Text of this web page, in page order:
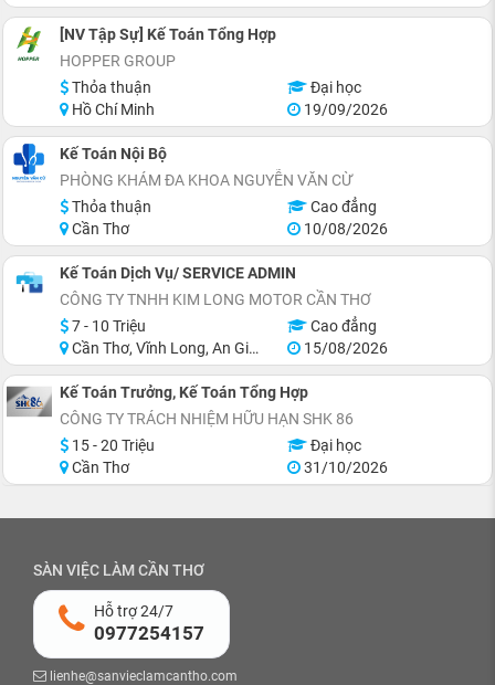
[NV Tập Sự] Kế Toán Tổng Hợp
HOPPER GROUP
Thỏa thuận
Đại học
Hồ Chí Minh
19/09/2026
Kế Toán Nội Bộ
PHÒNG KHÁM ĐA KHOA NGUYỄN VĂN CỪ
Thỏa thuận
Cao đẳng
Cần Thơ
10/08/2026
Kế Toán Dịch Vụ/ SERVICE ADMIN
CÔNG TY TNHH KIM LONG MOTOR CẦN THƠ
7 - 10 Triệu
Cao đẳng
Cần Thơ, Vĩnh Long, An Giang, Hậu Giang
15/08/2026
Kế Toán Trưởng, Kế Toán Tổng Hợp
CÔNG TY TRÁCH NHIỆM HỮU HẠN SHK 86
15 - 20 Triệu
Đại học
Cần Thơ
31/10/2026
SÀN VIỆC LÀM CẦN THƠ
Hỗ trợ 24/7
0977254157
lienhe@sanvieclamcantho.com